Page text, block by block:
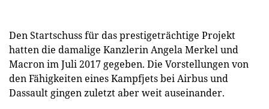
Den Startschuss für das prestigeträchtige Projekt
hatten die damalige Kanzlerin Angela Merkel und
Macron im Juli 2017 gegeben. Die Vorstellungen von
den Fähigkeiten eines Kampfjets bei Airbus und
Dassault gingen zuletzt aber weit auseinander.